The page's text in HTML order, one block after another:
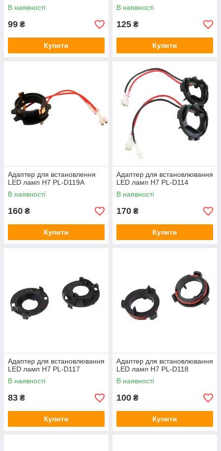
В наявності
99 ₴
Купити
В наявності
125 ₴
Купити
Адаптер для встановлення
LED ламп Н7 PL-D119A
В наявності
160 ₴
Купити
Адаптер для встановлювання
LED ламп Н7 PL-D114
В наявності
170 ₴
Купити
Адаптер для встановлювання
LED ламп Н7 PL-D117
В наявності
83 ₴
Купити
Адаптер для встановлювання
LED ламп Н7 PL-D118
В наявності
100 ₴
Купити